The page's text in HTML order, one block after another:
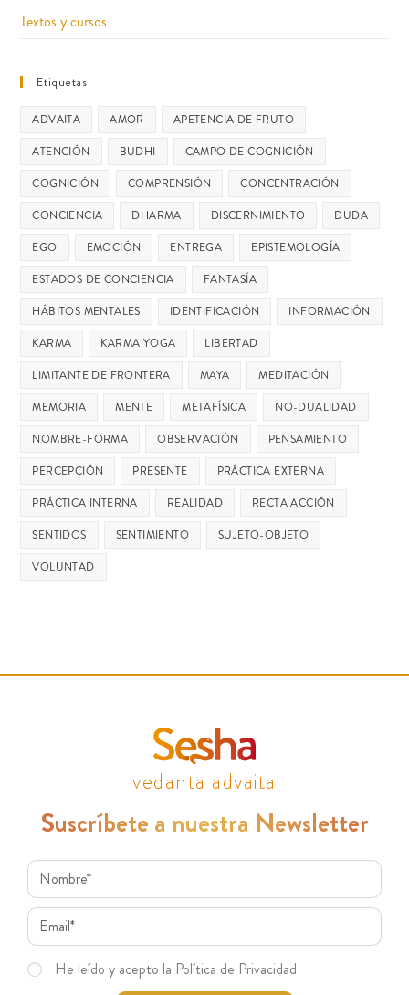
Textos y cursos
Etiquetas
ADVAITA AMOR
APETENCIA DE FRUTO
ATENCIÓN
BUDHI
CAMPO DE COGNICIÓN
COGNICIÓN
COMPRENSIÓN
CONCENTRACIÓN
CONCIENCIA
DHARMA DISCERNIMIENTO
DUDA
EGO
EMOCIÓN ENTREGA
EPISTEMOLOGÍA
ESTADOS DE CONCIENCIA
FANTASÍA
HÁBITOS MENTALES
IDENTIFICACIÓN
INFORMACIÓN
KARMA
KARMA YOGA
LIBERTAD
LIMITANTE DE FRONTERA
MAYA
MEDITACIÓN
MEMORIA
MENTE METAFÍSICA
NO-DUALIDAD
NOMBRE-FORMA
OBSERVACIÓN
PENSAMIENTO
PERCEPCIÓN
PRESENTE
PRÁCTICA EXTERNA
PRÁCTICA INTERNA
REALIDAD
RECTA ACCIÓN
SENTIDOS
SENTIMIENTO
SUJETO-OBJETO
VOLUNTAD
vedanta advaita
Suscríbete a nuestra Newsletter
He leído y acepto la Política de Privacidad